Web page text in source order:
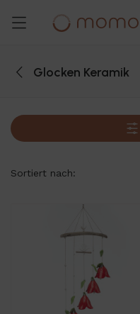
Glocken Keramik
Sortiert nach: